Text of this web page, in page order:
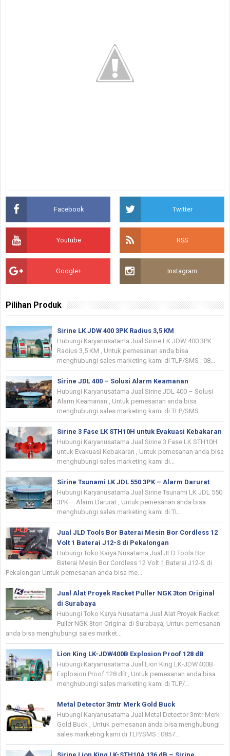
Facebook Twitter
Youtube RSS
Google+ Instagram
Pilihan Produk
Sirine LK JDW 400 3PK Radius 3,5 KM
Hubungi Karyanusatama Jual Sirine LK JDW 400 3PK
Radius 3,5 KM , Untuk pemesanan anda bisa
menghubungi sales marketing kami di TLP/SMS : 08...
Sirine JDL 400 – Solusi Alarm Keamanan
Hubungi Karyanusatama Jual Sirine JDL 400 – Solusi
Alarm Keamanan , Untuk pemesanan anda bisa
menghubungi sales marketing kami di TLP/SMS :...
Sirine 3 Fase LK STH10H untuk Evakuasi Kebakaran
Hubungi Karyanusatama Jual Sirine 3 Fase LK STH10H
untuk Evakuasi Kebakaran , Untuk pemesanan anda bisa
menghubungi sales marketing kami di...
Sirine Tsunami LK JDL 550 3PK – Alarm Darurat
Hubungi Karyanusatama Jual Sirine Tsunami LK JDL 550
3PK – Alarm Darurat , Untuk pemesanan anda bisa
menghubungi sales marketing kami di TL...
Jual JLD Tools Bor Baterai Mesin Bor Cordless 12
Volt 1 Baterai J12-S di Pekalongan
Hubungi Toko Karya Nusatama Jual JLD Tools Bor
Baterai Mesin Bor Cordless 12 Volt 1 Baterai J12-S di
Pekalongan Untuk pemesanan anda bisa me...
Jual Alat Proyek Racket Puller NGK 3ton Original
di Surabaya
Hubungi Toko Karya Nusatama Jual Alat Proyek Racket
Puller NGK 3ton Original di Surabaya, Untuk pemesanan
anda bisa menghubungi sales market...
Lion King LK-JDW400B Explosion Proof 128 dB
Hubungi Karyanusatama Jual Lion King LK-JDW400B
Explosion Proof 128 dB , Untuk pemesanan anda bisa
menghubungi sales marketing kami di TLP/...
Metal Detector 3mtr Merk Gold Buck
Hubungi Karyanusatama Jual Metal Detector 3mtr Merk
Gold Buck , Untuk pemesanan anda bisa menghubungi
sales marketing kami di TLP/SMS : 0857...